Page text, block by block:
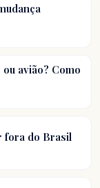
avião? Como
fora do Brasil